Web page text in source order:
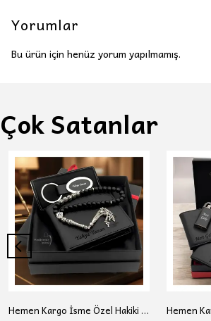
Yorumlar
Bu ürün için henüz yorum yapılmamış.
Çok Satanlar
Hemen Kargo İsme Özel Hakiki Deri Cüzdan, Tesbih, Anahtarlık Hediye Seti, Sevgiliye, Eşe, Babaya, Arkadaşa Kişiye Özel Hediye Seti